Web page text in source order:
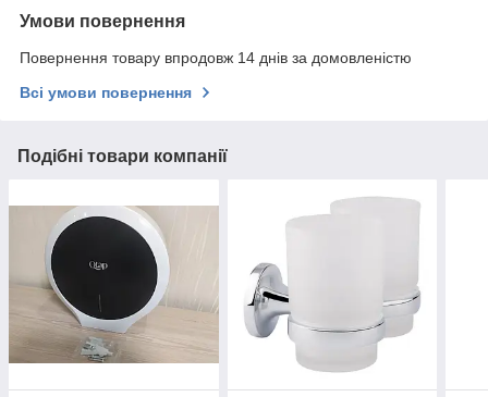
Умови повернення
Повернення товару впродовж 14 днів за домовленістю
Всі умови повернення
Подібні товари компанії